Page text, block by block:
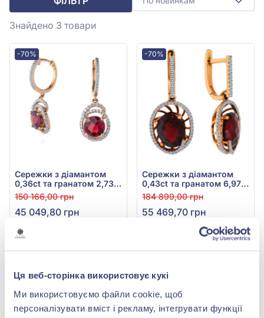
Ця веб-сторінка використовує кукі
Ми використовуємо файли cookie, щоб
персоналізувати вміст і рекламу, інтегрувати функції
Знайдено 3 товари
-70%
Сережки з діамантом
0,36ct та гранатом 2,73ct
із червоного золота 585°,
арт. E19130-9.200-1570
150 166,00 грн
45 049,80 грн
-70%
Сережки з діамантом
0,43ct та гранатом 6,97ct
із червоного золота 585°,
арт. 119751-11.200-1566
184 899,00 грн
55 469,70 грн
(арт. 119751-11.200-1566)